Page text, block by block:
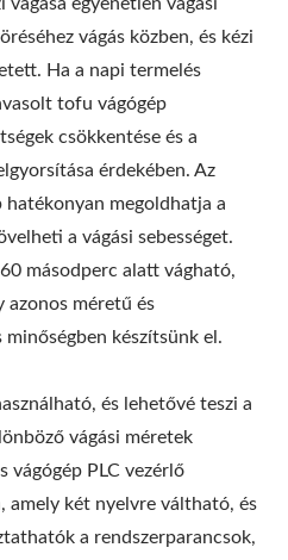
egyenetlen vágási
vágás közben, és kézi
Ha a napi termelés
tofu vágógép
csökkentése és a
érdekében. Az
megoldhatja a
a vágási sebességet.
másodperc alatt vágható,
azonos méretű és
készítsünk el.
és lehetővé teszi a
vágási méretek
vágógép PLC vezérlő
amely két nyelvre váltható, és
a rendszerparancsok,